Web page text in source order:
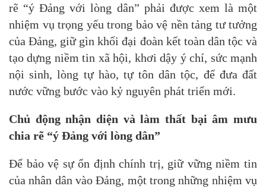
rẽ “ý Đảng với lòng dân” phải được xem là một
nhiệm vụ trọng yếu trong bảo vệ nền tảng tư tưởng
của Đảng, giữ gìn khối đại đoàn kết toàn dân tộc và
tạo dựng niềm tin xã hội, khơi dậy ý chí, sức mạnh
nội sinh, lòng tự hào, tự tôn dân tộc, để đưa đất
nước vững bước vào kỷ nguyên phát triển mới.
Chủ động nhận diện và làm thất bại âm mưu
chia rẽ “ý Đảng với lòng dân”
Để bảo vệ sự ổn định chính trị, giữ vững niềm tin
của nhân dân vào Đảng, một trong những nhiệm vụ